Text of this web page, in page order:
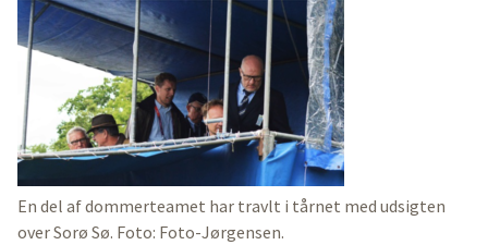
En del af dommerteamet har travlt i tårnet med udsigten
over Sorø Sø. Foto: Foto-Jørgensen.